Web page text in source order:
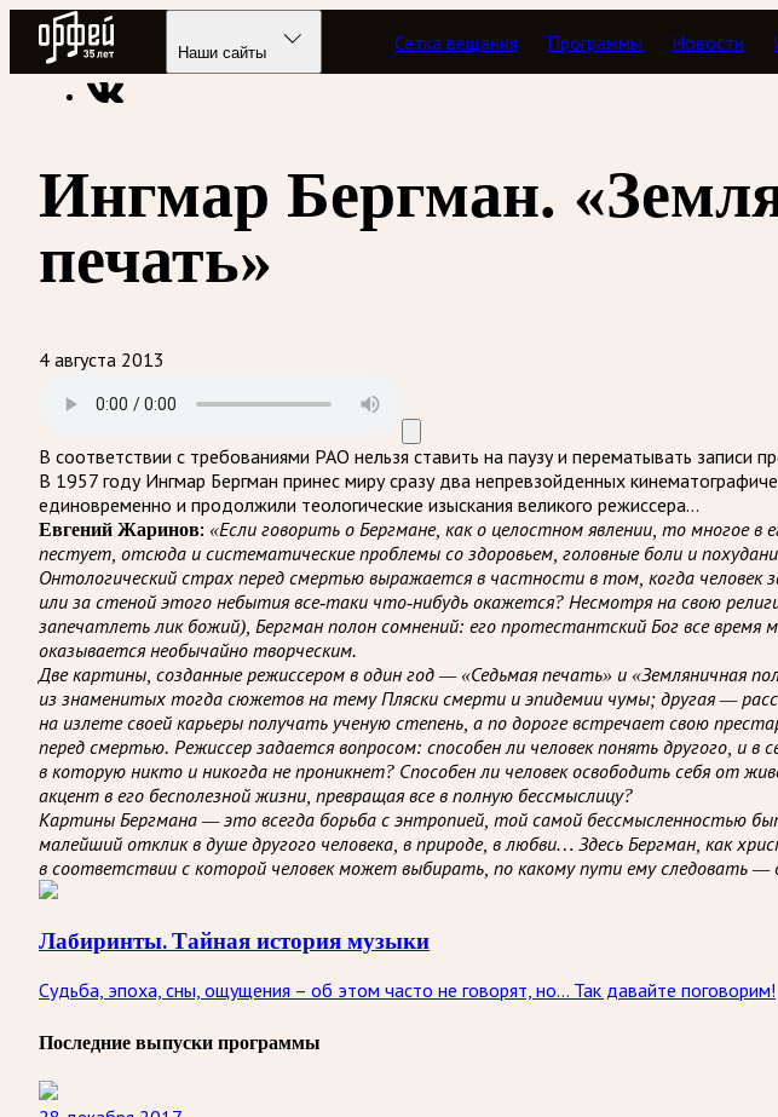
Радио Орфей
Наши сайты Сетка вещания Программы Новости
Радио классической музыки «Орфей» Подкасты Лабиринты. Тайная история музыки
Ингмар Бергман.
печать»
4 августа 2013
В соответствии с требованиями РАО нельзя ставить на паузу и перематывать записи
В 1957 году Ингмар Бергман принес миру сразу два непревзойденных
единовременно и продолжили теологические изыскания великого режиссера…
Евгений Жаринов: «Если говорить о Бергмане, как о целостном явлении, то многое
пестует, отсюда и систематические проблемы со здоровьем, головные боли и
Онтологический страх перед смертью выражается в частности в том, когда
или за стеной этого небытия все-таки что-нибудь окажется? Несмотря на свою
запечатлеть лик божий), Бергман полон сомнений: его протестантский Бог все
оказывается необычайно творческим.
Две картины, созданные режиссером в один год — «Седьмая печать» и «Земляничная
из знаменитых тогда сюжетов на тему Пляски смерти и эпидемии чумы; другая —
на излете своей карьеры получать ученую степень, а по дороге встречает свою
перед смертью. Режиссер задается вопросом: способен ли человек понять другого, и
в которую никто и никогда не проникнет? Способен ли человек освободить себя от
акцент в его бесполезной жизни, превращая все в полную бессмыслицу?
Картины Бергмана — это всегда борьба с энтропией, той самой бессмысленностью
малейший отклик в душе другого человека, в природе, в любви… Здесь Бергман, как
в соответствии с которой человек может выбирать, по какому пути ему следовать —
Лабиринты. Тайная история музыки
Судьба, эпоха, сны, ощущения – об этом часто не говорят, но… Так давайте поговорим!
Последние выпуски программы